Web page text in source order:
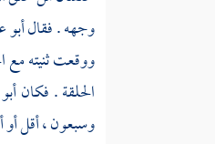
وجهه . فقالأبو
ووقعت ثنيته مع
الحلقة . فكان
وسبعون ، أقل